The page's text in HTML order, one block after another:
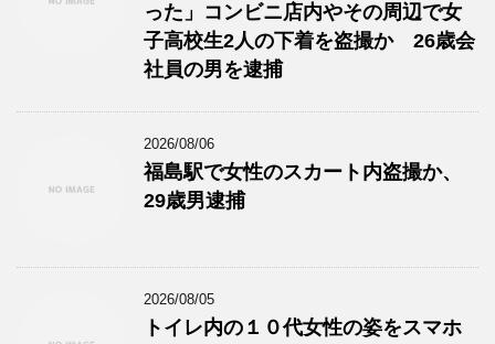
った」コンビニ店内やその周辺で女
子高校生2人の下着を盗撮か 26歳会
社員の男を逮捕
2026/08/06
福島駅で女性のスカート内盗撮か、
29歳男逮捕
2026/08/05
トイレ内の１０代女性の姿をスマホ